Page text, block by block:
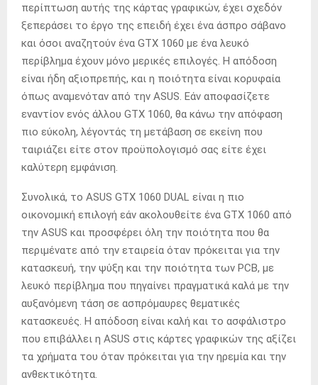
περίπτωση αυτής της κάρτας γραφικών, έχει σχεδόν
ξεπεράσει το έργο της επειδή έχει ένα άσπρο σάβανο
και όσοι αναζητούν ένα GTX 1060 με ένα λευκό
περίβλημα έχουν μόνο μερικές επιλογές. Η απόδοση
είναι ήδη αξιοπρεπής, και η ποιότητα είναι κορυφαία
όπως αναμενόταν από την ASUS. Εάν αποφασίζετε
εναντίον ενός άλλου GTX 1060, θα κάνω την απόφαση
πιο εύκολη, λέγοντάς τη μετάβαση σε εκείνη που
ταιριάζει είτε στον προϋπολογισμό σας είτε έχει
καλύτερη εμφάνιση.
Συνολικά, το ASUS GTX 1060 DUAL είναι η πιο
οικονομική επιλογή εάν ακολουθείτε ένα GTX 1060 από
την ASUS και προσφέρει όλη την ποιότητα που θα
περιμένατε από την εταιρεία όταν πρόκειται για την
κατασκευή, την ψύξη και την ποιότητα των PCB, με
λευκό περίβλημα που πηγαίνει πραγματικά καλά με την
αυξανόμενη τάση σε ασπρόμαυρες θεματικές
κατασκευές. Η απόδοση είναι καλή και το ασφάλιστρο
που επιβάλλει η ASUS στις κάρτες γραφικών της αξίζει
τα χρήματα του όταν πρόκειται για την ηρεμία και την
ανθεκτικότητα.